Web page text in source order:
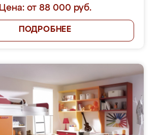
Цена: от 88 000 руб.
ПОДРОБНЕЕ